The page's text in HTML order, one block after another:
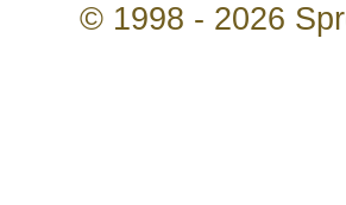
© 1998 - 2026